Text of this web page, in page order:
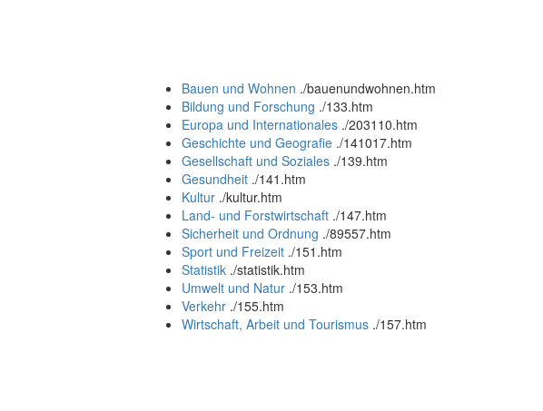
Bauen und Wohnen ./bauenundwohnen.htm
Bildung und Forschung ./133.htm
Europa und Internationales ./203110.htm
Geschichte und Geografie ./141017.htm
Gesellschaft und Soziales ./139.htm
Gesundheit ./141.htm
Kultur ./kultur.htm
Land- und Forstwirtschaft ./147.htm
Sicherheit und Ordnung ./89557.htm
Sport und Freizeit ./151.htm
Statistik ./statistik.htm
Umwelt und Natur ./153.htm
Verkehr ./155.htm
Wirtschaft, Arbeit und Tourismus ./157.htm